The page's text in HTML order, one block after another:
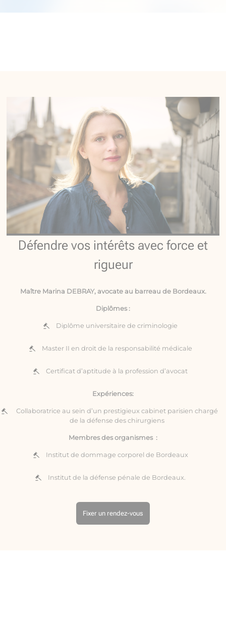
Défendre vos intérêts avec force et
rigueur
Maître Marina DEBRAY, avocate au barreau de Bordeaux.
Diplômes :
Diplôme universitaire de criminologie
Master II en droit de la responsabilité médicale
Certificat d’aptitude à la profession d’avocat
Expériences:
Collaboratrice au sein d’un prestigieux cabinet parisien chargé
de la défense des chirurgiens
Membres des organismes :
Institut de dommage corporel de Bordeaux
Institut de la défense pénale de Bordeaux.
Fixer un rendez-vous